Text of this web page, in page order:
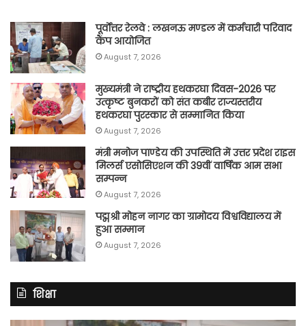
पूर्वाेत्तर रेलवे : लखनऊ मण्डल में कर्मचारी परिवाद
कैंप आयोजित
August 7, 2026
मुख्यमंत्री ने राष्ट्रीय हथकरघा दिवस-2026 पर
उत्कृष्ट बुनकरों को संत कबीर राज्यस्तरीय
हथकरघा पुरस्कार से सम्मानित किया
August 7, 2026
मंत्री मनोज पाण्डेय की उपस्थिति में उत्तर प्रदेश राइस
मिलर्स एसोसिएशन की 39वीं वार्षिक आम सभा
सम्पन्न
August 7, 2026
पद्मश्री मोहन नागर का ग्रामोदय विश्वविद्यालय में
हुआ सम्मान
August 7, 2026
शिक्षा